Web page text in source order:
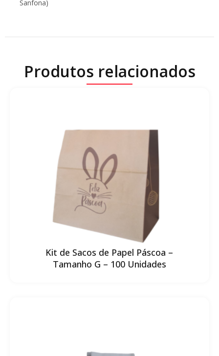
Sanfona)
Produtos relacionados
Kit de Sacos de Papel Páscoa –
Tamanho G – 100 Unidades